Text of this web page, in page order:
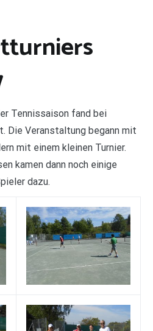
Tennissaison fand bei
Veranstaltung begann mit
mit einem kleinen Turnier.
kamen dann noch einige
dazu.